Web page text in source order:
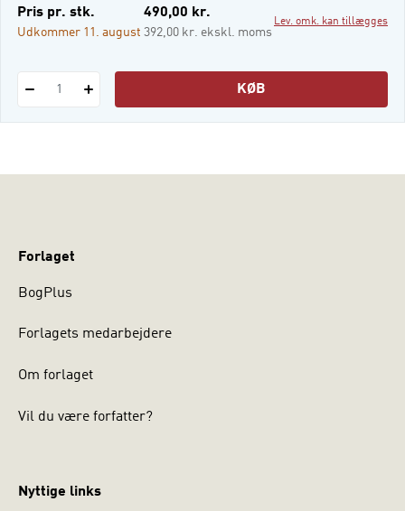
Bog (5. udgave)
e-bog (epub3)
Pris pr. stk.
Udkommer 11. august
490,00 kr.
392,00 kr. ekskl. moms
Lev. omk. kan tillægges
1 KØB
Forlaget
BogPlus
Forlagets medarbejdere
Om forlaget
Vil du være forfatter?
Nyttige links